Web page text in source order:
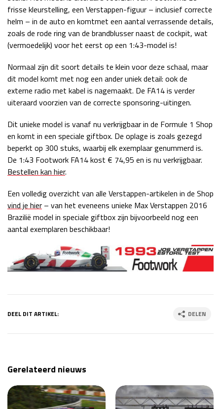
frisse kleurstelling, een Verstappen-figuur – inclusief correcte
helm – in de auto en komtmet een aantal verrassende details,
zoals de rode ring van de brandblusser naast de cockpit, wat
(vermoedelijk) voor het eerst op een 1:43-model is!
Normaal zijn dit soort details te klein voor deze schaal, maar
dit model komt met nog een ander uniek detail: ook de
externe radio met kabel is nagemaakt. De FA14 is verder
uiteraard voorzien van de correcte sponsoring-uitingen.
Dit unieke model is vanaf nu verkrijgbaar in de Formule 1 Shop
en komt in een speciale giftbox. De oplage is zoals gezegd
beperkt op 300 stuks, waarbij elk exemplaar genummerd is.
De 1:43 Footwork FA14 kost € 74,95 en is nu verkrijgbaar.
Bestellen kan hier.
Een volledig overzicht van alle Verstappen-artikelen in de Shop
vind je hier – van het eveneens unieke Max Verstappen 2016
Brazilië model in speciale giftbox zijn bijvoorbeeld nog een
aantal exemplaren beschikbaar!
DEEL DIT ARTIKEL: DELEN
Gerelateerd nieuws